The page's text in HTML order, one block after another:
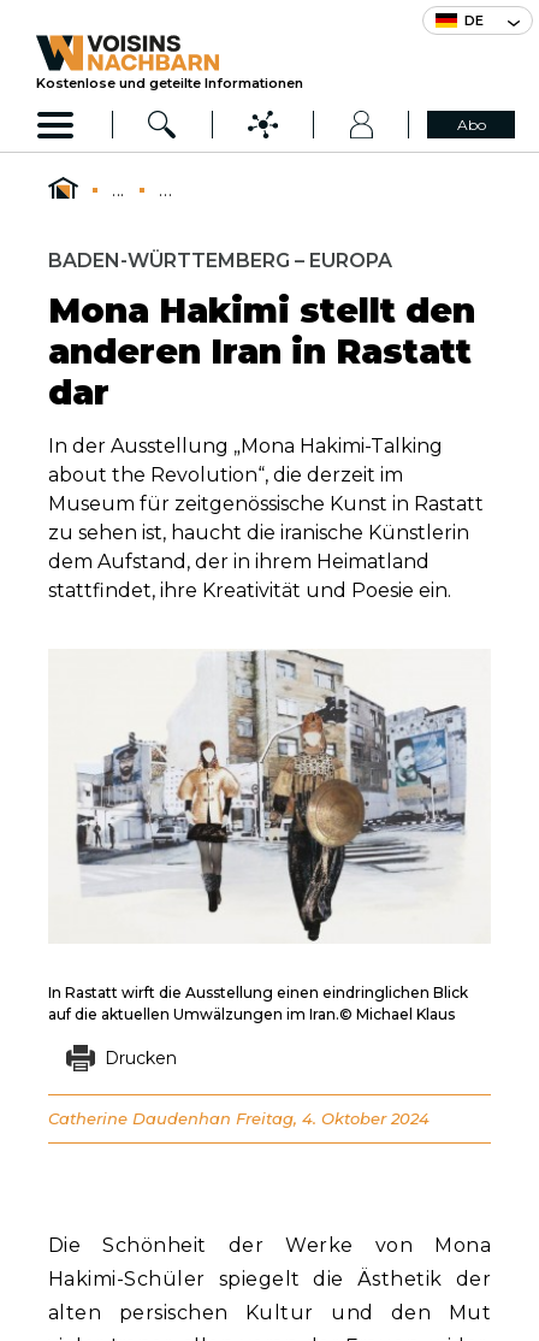
DE
Kostenlose und geteilte Informationen
Abo
... ...
BADEN-WÜRTTEMBERG – EUROPA
Mona Hakimi stellt den
anderen Iran in Rastatt
dar
In der Ausstellung „Mona Hakimi-Talking
about the Revolution“, die derzeit im
Museum für zeitgenössische Kunst in Rastatt
zu sehen ist, haucht die iranische Künstlerin
dem Aufstand, der in ihrem Heimatland
stattfindet, ihre Kreativität und Poesie ein.
Die Schönheit der Werke von Mona
Hakimi-Schüler spiegelt die Ästhetik der
alten persischen Kultur und den Mut
In Rastatt wirft die Ausstellung einen eindringlichen Blick
auf die aktuellen Umwälzungen im Iran.© Michael Klaus
Drucken
Catherine Daudenhan Freitag, 4. Oktober 2024